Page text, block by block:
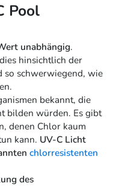
Pool
unabhängig.
hinsichtlich der
so schwerwiegend, wie
bekannt, die
bilden würden. Es gibt
denen Chlor kaum
kann. UV-C Licht
chlorresistenten
des